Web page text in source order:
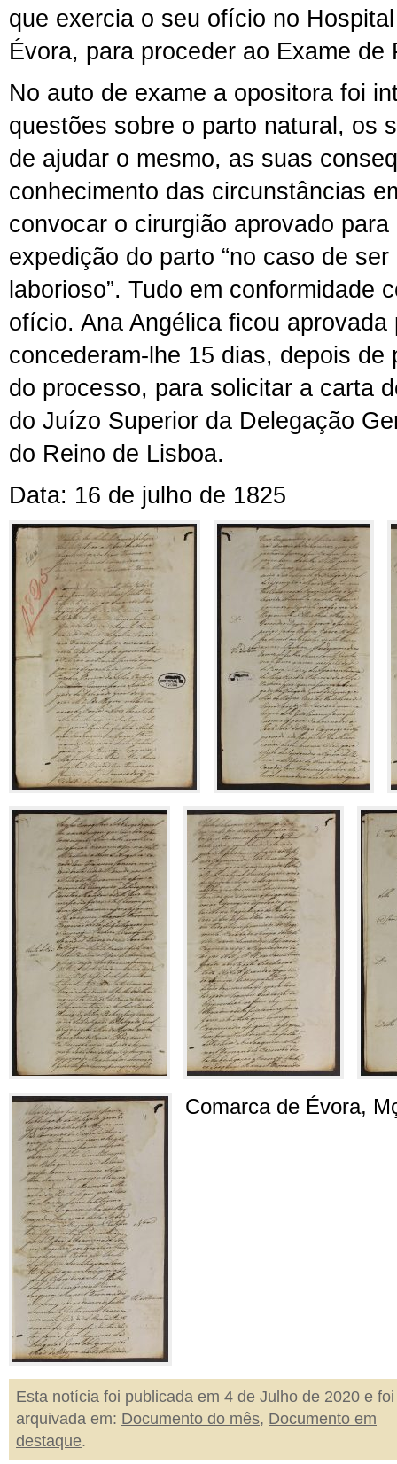
que exercia o seu ofício no
Évora, para proceder ao Exame de
No auto de exame a opositora foi
questões sobre o parto natural, os
de ajudar o mesmo, as suas
conhecimento das circunstâncias
convocar o cirurgião aprovado para
expedição do parto “no caso de
laborioso”. Tudo em conformidade
ofício. Ana Angélica ficou aprovada
concederam-lhe 15 dias, depois de
do processo, para solicitar a carta
do Juízo Superior da Delegação
do Reino de Lisboa.
Data: 16 de julho de 1825
Comarca de Évora,
Esta notícia foi publicada em 4 de Julho de 2020 e foi
arquivada em: Documento do mês, Documento em
destaque.